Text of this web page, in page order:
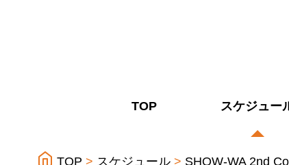
TOP スケジュー
TOP スケジュール SHOW-WA 2nd